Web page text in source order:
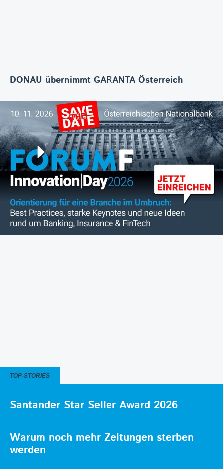
DONAU übernimmt GARANTA Österreich
TOP-STORIES
Santander Star Seller Award 2026
Warum noch mehr Zeitungen sterben
werden